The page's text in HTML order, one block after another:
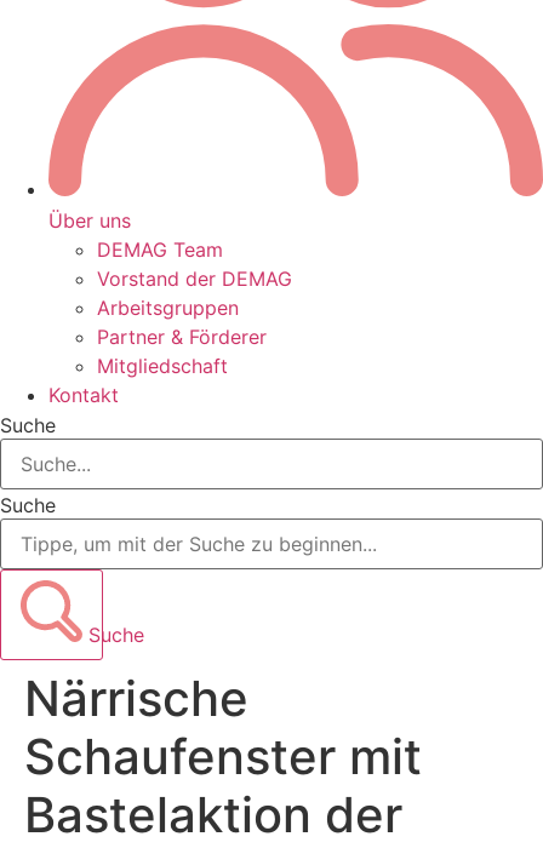
Über uns
DEMAG Team
Vorstand der DEMAG
Arbeitsgruppen
Partner & Förderer
Mitgliedschaft
Kontakt
Suche
Suche
Suche
Närrische
Schaufenster mit
Bastelaktion der